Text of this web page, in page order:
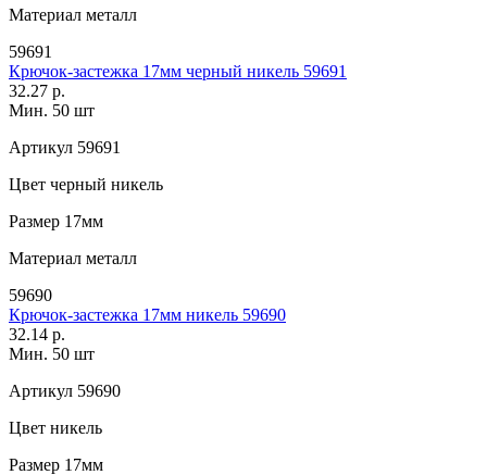
Материал металл
59691
Крючок-застежка 17мм черный никель 59691
32.27 р.
Мин. 50 шт
Артикул 59691
Цвет черный никель
Размер 17мм
Материал металл
59690
Крючок-застежка 17мм никель 59690
32.14 р.
Мин. 50 шт
Артикул 59690
Цвет никель
Размер 17мм